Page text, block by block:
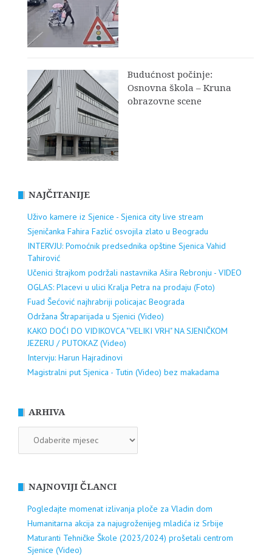
Budućnost počinje:
Osnovna škola – Kruna
obrazovne scene
NAJČITANIJE
Uživo kamere iz Sjenice - Sjenica city live stream
Sjeničanka Fahira Fazlić osvojila zlato u Beogradu
INTERVJU: Pomoćnik predsednika opštine Sjenica Vahid
Tahirović
Učenici štrajkom podržali nastavnika Ašira Rebronju - VIDEO
OGLAS: Placevi u ulici Kralja Petra na prodaju (Foto)
Fuad Šećović najhrabriji policajac Beograda
Održana Štraparijada u Sjenici (Video)
KAKO DOĆI DO VIDIKOVCA "VELIKI VRH" NA SJENIČKOM
JEZERU / PUTOKAZ (Video)
Intervju: Harun Hajradinovi
Magistralni put Sjenica - Tutin (Video) bez makadama
ARHIVA
NAJNOVIJI ČLANCI
Pogledajte momenat izlivanja ploče za Vladin dom
Humanitarna akcija za najugroženijeg mladića iz Srbije
Maturanti Tehničke Škole (2023/2024) prošetali centrom
Sjenice (Video)